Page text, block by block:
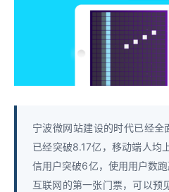
宁波微网站建设的时代已经全
已经突破8.17亿，移动端人均
信用户突破6亿，使用用户数
互联网的第一张门票，可以预